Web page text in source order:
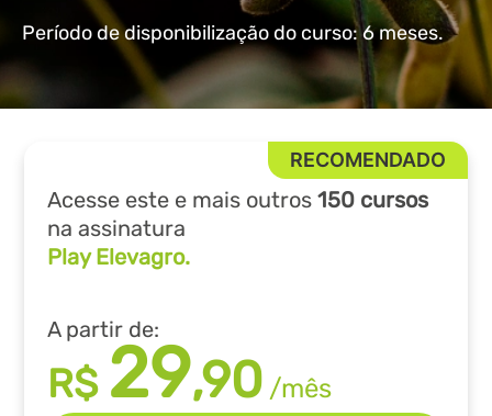
Período de disponibilização do curso: 6 meses.
Acesse este e mais outros150 cursos
na assinatura
Play Elevagro.
A partir de:
R$ 29,90 /mês